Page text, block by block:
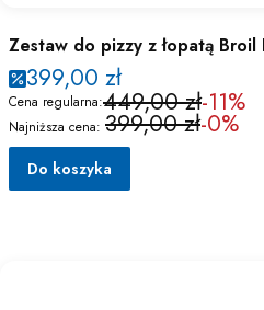
Zestaw do pizzy z łopatą Broil
399,00 zł
Cena regularna:449,00 zł-11%
Najniższa cena: 399,00 zł-0%
Do koszyka